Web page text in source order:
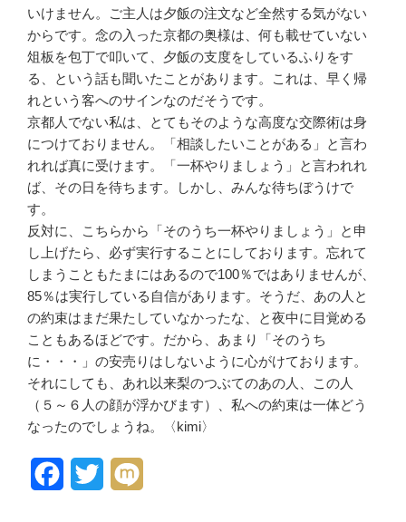
いけません。ご主人は夕飯の注文など全然する気がない
からです。念の入った京都の奥様は、何も載せていない
俎板を包丁で叩いて、夕飯の支度をしているふりをす
る、と いう話も聞いたことがあります。
これは、早く帰
れという客へのサインなのだそうです。
京都人でない私は、とてもそのよ うな高度な交際術は身
につけてお りません。「相談したいことがある」と言わ
れれば真に受けます。
「一杯やりましょう」と言われれ
ば、その日を待ちます。しかし、 みんな待ちぼうけで
す。
反対に、こちらから「そのうち一杯やりましょう」と申
し上げたら
、必ず実行することにしております。忘れて
しまうこともたまにはあるので100％ではありませんが、
85％は実行している自信があります。そうだ、あの人と
の約束はまだ果たしていなかったな、
と夜中に目覚める
こともあるほどです。だから、あまり「そのうち
に・・・」の安売りはしないように心がけております。
それにしても、あれ以来梨のつぶてのあの人
、この人
（５～６人の顔が浮かびます）、私への約束は一体どう
なったのでしょうね。〈kimi〉